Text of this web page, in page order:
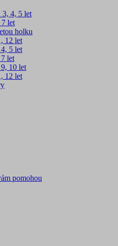
3, 4, 5 let
let
holku
12 let
5 let
let
10 let
12 let
pomohou